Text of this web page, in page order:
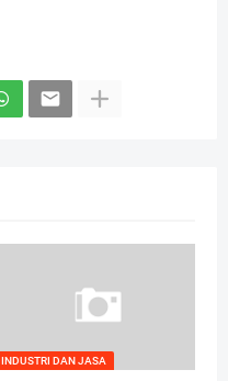
INDUSTRI DAN JASA